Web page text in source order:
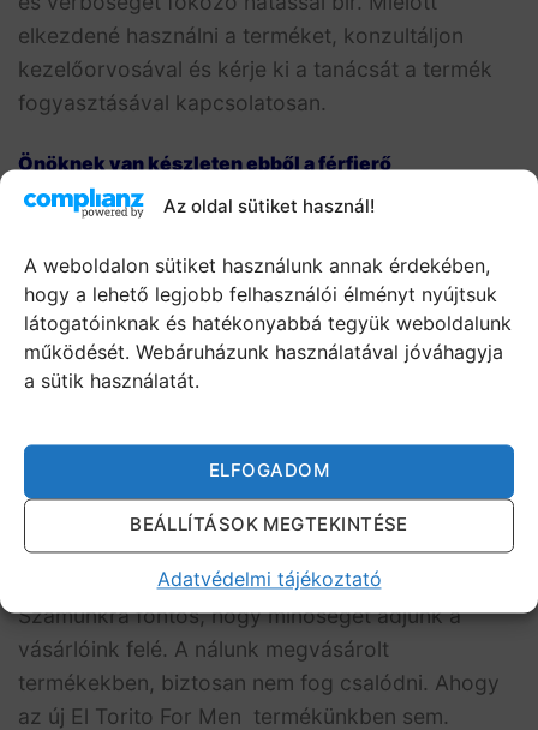
Az oldal sütiket használ!
A weboldalon sütiket használunk annak érdekében,
hogy a lehető legjobb felhasználói élményt nyújtsuk
látogatóinknak és hatékonyabbá tegyük weboldalunk
működését. Webáruházunk használatával jóváhagyja
a sütik használatát.
ELFOGADOM
BEÁLLÍTÁSOK MEGTEKINTÉSE
Adatvédelmi tájékoztató
elkezdené használni a terméket, konzultáljon
kezelőorvosával és kérje ki a tanácsát a termék
fogyasztásával kapcsolatosan.
Önöknek van készleten ebből a férfierő
kapszulából?
kapszulákat folyamatosan készleten tartjuk, így
bármikor rendelhetőek.
Ez az eredeti El Torito For Men potencianövelő
Cégünk évek óta azon tevékenykedik, hogy a
legjobb termékeket juttassa el Önöknek. Így csak
és kizárólag megbízható forrásból származó
termékekkel foglalkozunk. Biztosítjuk önt, hogy a
termék 100%ban eredeti és hamisítatlan.
Számunkra fontos, hogy minőséget adjunk a
vásárlóink felé. A nálunk megvásárolt
termékekben, biztosan nem fog csalódni. Ahogy
az új El Torito For Men termékünkben sem.